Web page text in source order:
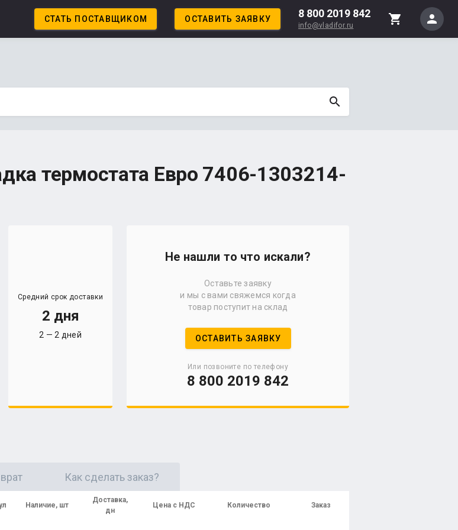
СТАТЬ ПОСТАВЩИКОМ ОСТАВИТЬ ЗАЯВКУ 8 800 2019 842
info@vladifor.ru shopping_cart person
search
термостата Евро 7406-1303214-
Средний срок доставки
2 дня
2 — 2 дней
Не нашли то что искали?
Оставьте заявку
и мы с вами свяжемся когда
товар поступит на склад
ОСТАВИТЬ ЗАЯВКУ
Или позвоните по телефону
8 800 2019 842
Как сделать заказ?
Наличие, шт
Доставка,
дн
Цена с НДС Количество Заказ